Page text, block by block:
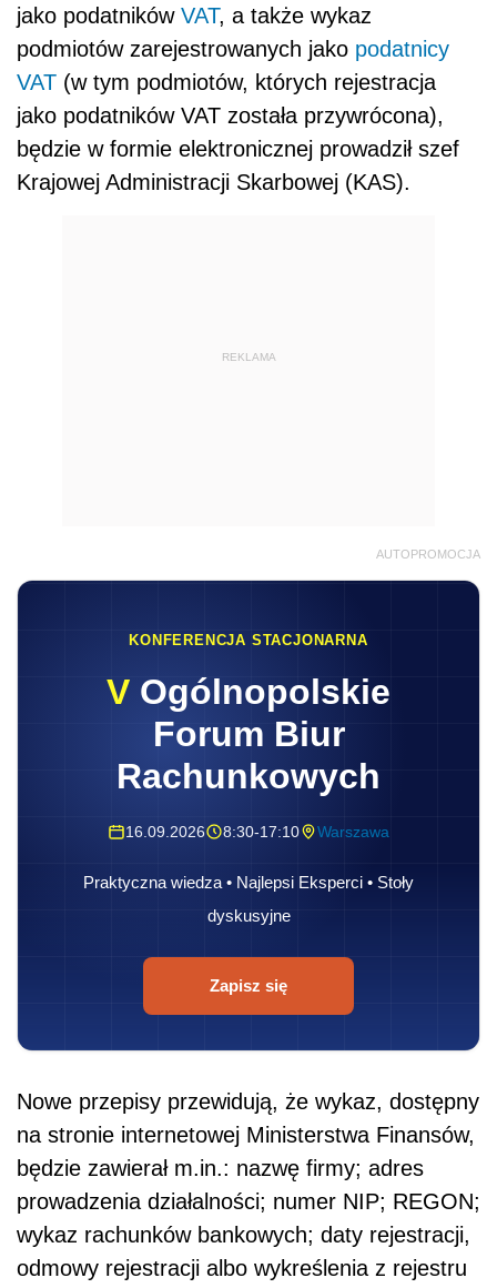
jako podatników VAT, a także wykaz
podmiotów zarejestrowanych jako podatnicy
VAT (w tym podmiotów, których rejestracja
jako podatników VAT została przywrócona),
będzie w formie elektronicznej prowadził szef
Krajowej Administracji Skarbowej (KAS).
REKLAMA
AUTOPROMOCJA
KONFERENCJA STACJONARNA
V Ogólnopolskie
Forum Biur
Rachunkowych
16.09.2026 8:30-17:10 Warszawa
Praktyczna wiedza • Najlepsi Eksperci • Stoły
dyskusyjne
Zapisz się
Nowe przepisy przewidują, że wykaz, dostępny
na stronie internetowej Ministerstwa Finansów,
będzie zawierał m.in.: nazwę firmy; adres
prowadzenia działalności; numer NIP; REGON;
wykaz rachunków bankowych; daty rejestracji,
odmowy rejestracji albo wykreślenia z rejestru